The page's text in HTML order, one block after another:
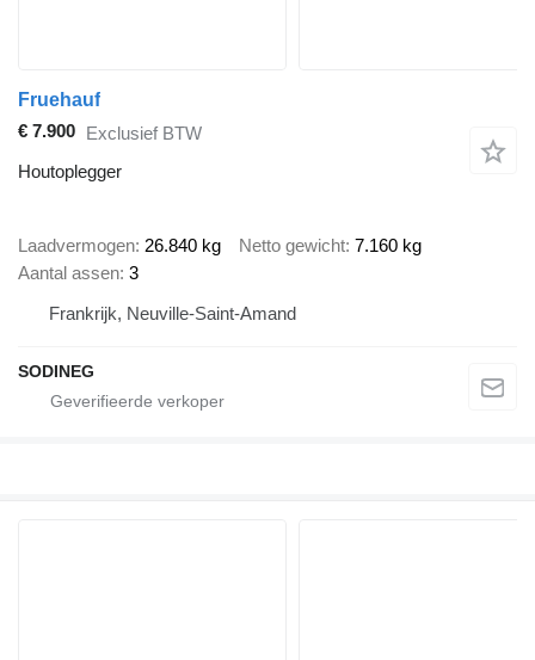
Fruehauf
€ 7.900 Exclusief BTW
Houtoplegger
Laadvermogen 26.840 kg Netto gewicht 7.160 kg
Aantal assen 3
Frankrijk, Neuville-Saint-Amand
SODINEG